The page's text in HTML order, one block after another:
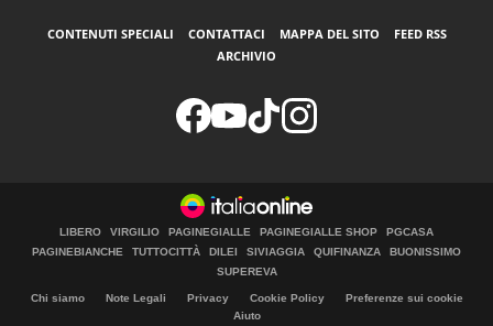
CONTENUTI SPECIALI CONTATTACI MAPPA DEL SITO
FEED RSS
ARCHIVIO
LIBERO VIRGILIO PAGINEGIALLE PAGINEGIALLE SHOP
PGCASA
PAGINEBIANCHE
TUTTOCITTÀ DILEI SIVIAGGIA QUIFINANZA
BUONISSIMO
SUPEREVA
Chi siamo Note Legali Privacy Cookie Policy
Preferenze sui cookie
Aiuto